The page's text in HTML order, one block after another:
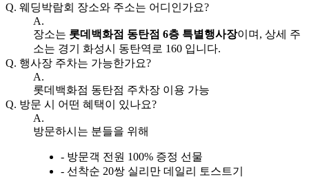
Q. 웨딩박람회 장소와 주소는 어디인가요?
A.
장소는 롯데백화점 동탄점 6층 특별행사장이며, 상세 주
소는 경기 화성시 동탄역로 160 입니다.
Q. 행사장 주차는 가능한가요?
A.
롯데백화점 동탄점 주차장 이용 가능
Q. 방문 시 어떤 혜택이 있나요?
A.
방문하시는 분들을 위해
- 방문객 전원 100% 증정 선물
- 선착순 20쌍 실리만 데일리 토스트기